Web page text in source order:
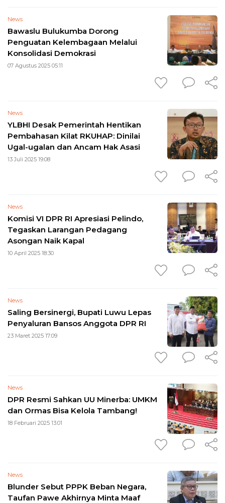
News
Bawaslu Bulukumba Dorong
Penguatan Kelembagaan Melalui
Konsolidasi Demokrasi
07 Agustus 2025 05:11
News
YLBHI Desak Pemerintah Hentikan
Pembahasan Kilat RKUHAP: Dinilai
Ugal-ugalan dan Ancam Hak Asasi
13 Juli 2025 19:08
News
Komisi VI DPR RI Apresiasi Pelindo,
Tegaskan Larangan Pedagang
Asongan Naik Kapal
10 April 2025 18:30
News
Saling Bersinergi, Bupati Luwu Lepas
Penyaluran Bansos Anggota DPR RI
23 Maret 2025 17:09
News
DPR Resmi Sahkan UU Minerba: UMKM
dan Ormas Bisa Kelola Tambang!
18 Februari 2025 13:01
News
Blunder Sebut PPPK Beban Negara,
Taufan Pawe Akhirnya Minta Maaf